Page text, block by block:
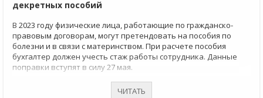
декретных пособий
В 2023 году физические лица, работающие по гражданско-
правовым договорам, могут претендовать на пособия по
болезни и в связи с материнством. При расчете пособия
бухгалтер должен учесть стаж работы сотрудника. Данные
поправки вступят в силу 27 мая.
ЧИТАТЬ